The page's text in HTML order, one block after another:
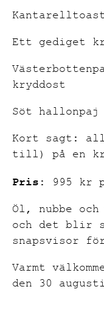
Ett gediget
kryddost
Söt hallonpaj
Kort sagt:
till) på en
Pris: 995 kr
Öl, nubbe
och det blir
snapsvisor
Varmt
den 30